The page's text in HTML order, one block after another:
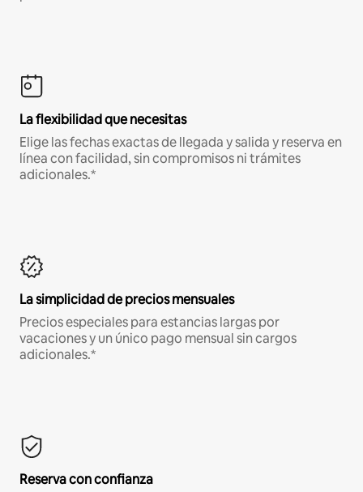
La flexibilidad que necesitas
Elige las fechas exactas de llegada y salida y reserva en
línea con facilidad, sin compromisos ni trámites
adicionales.*
La simplicidad de precios mensuales
Precios especiales para estancias largas por
vacaciones y un único pago mensual sin cargos
adicionales.*
Reserva con confianza